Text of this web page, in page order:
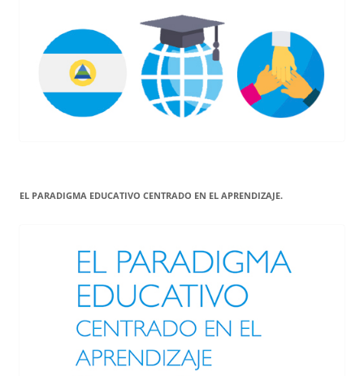
EL PARADIGMA EDUCATIVO CENTRADO EN EL APRENDIZAJE.